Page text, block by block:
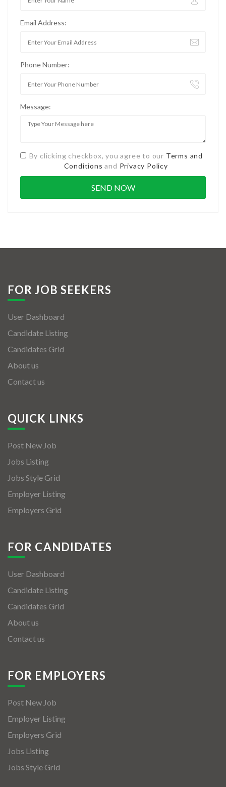
Email Address:
Phone Number:
Message:
By clicking checkbox, you agree to our Terms and
Conditions and Privacy Policy
FOR JOB SEEKERS
User Dashboard
Candidate Listing
Candidates Grid
About us
Contact us
QUICK LINKS
Post New Job
Jobs Listing
Jobs Style Grid
Employer Listing
Employers Grid
FOR CANDIDATES
User Dashboard
Candidate Listing
Candidates Grid
About us
Contact us
FOR EMPLOYERS
Post New Job
Employer Listing
Employers Grid
Jobs Listing
Jobs Style Grid